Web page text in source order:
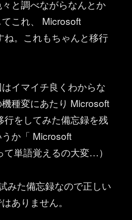
と調べながらなんとか
これ、 Microsoft
。これもちゃんと移行
イマイチ良くわからな
種変にあたり Microsoft
をしてみた備忘録を残
か「 Microsoft
単語覚えるの大変…）
みた備忘録なので正しい
ありません。